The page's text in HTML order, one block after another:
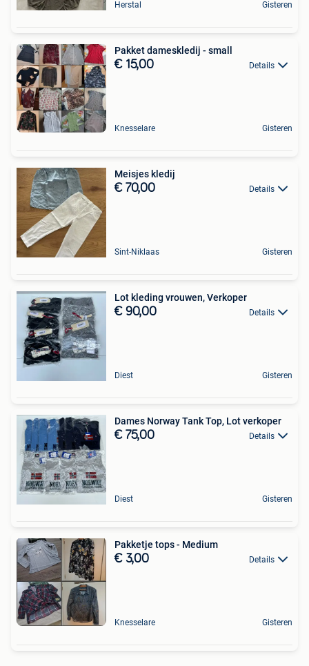
Herstal Gisteren
Pakket dameskledij - small
€ 15,00 Details
Knesselare Gisteren
Meisjes kledij
€ 70,00 Details
Sint-Niklaas Gisteren
Lot kleding vrouwen, Verkoper
€ 90,00 Details
Diest Gisteren
Dames Norway Tank Top, Lot verkoper
€ 75,00 Details
Diest Gisteren
Pakketje tops - Medium
€ 3,00 Details
Knesselare Gisteren